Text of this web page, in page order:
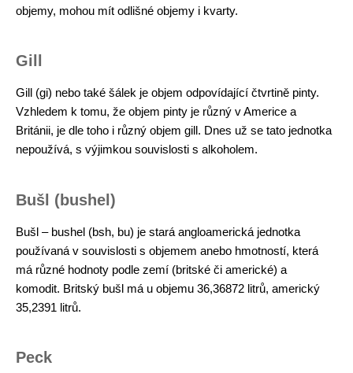
objemy, mohou mít odlišné objemy i kvarty.
Gill
Gill (gi) nebo také šálek je objem odpovídající čtvrtině pinty.
Vzhledem k tomu, že objem pinty je různý v Americe a
Británii, je dle toho i různý objem gill. Dnes už se tato jednotka
nepoužívá, s výjimkou souvislosti s alkoholem.
Bušl (bushel)
Bušl – bushel (bsh, bu) je stará angloamerická jednotka
používaná v souvislosti s objemem anebo hmotností, která
má různé hodnoty podle zemí (britské či americké) a
komodit. Britský bušl má u objemu 36,36872 litrů, americký
35,2391 litrů.
Peck